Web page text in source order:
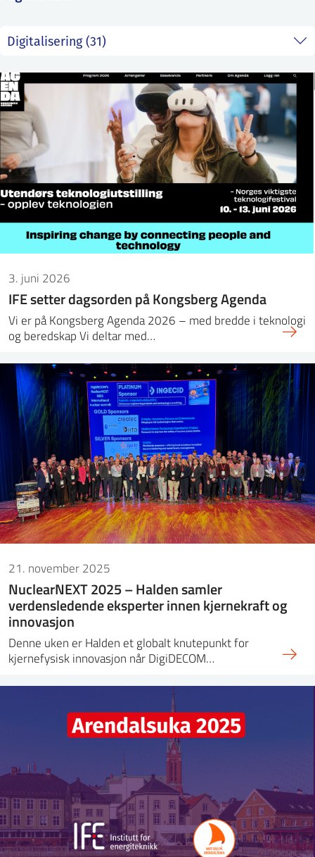
PRESSE ENGLISH
3. juni 2026
IFE setter dagsorden på Kongsberg Agenda
Vi er på Kongsberg Agenda 2026 – med bredde i teknologi
og beredskap Vi deltar med…
21. november 2025
NuclearNEXT 2025 – Halden samler
verdensledende eksperter innen kjernekraft og
innovasjon
Denne uken er Halden et globalt knutepunkt for
kjernefysisk innovasjon når DigiDECOM…